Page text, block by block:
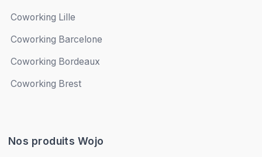
Coworking Lille
Coworking Barcelone
Coworking Bordeaux
Coworking Brest
Nos produits Wojo